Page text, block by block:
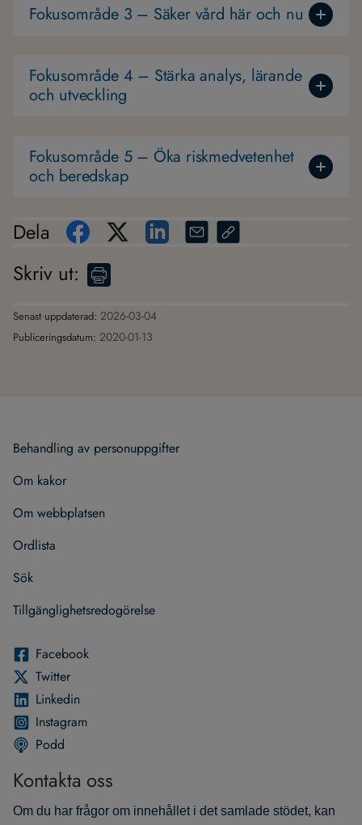
Fokusområde 3 – Säker vård här och nu
Fokusområde 4 – Stärka analys, lärande
och utveckling
Fokusområde 5 – Öka riskmedvetenhet
och beredskap
Dela
Skriv ut:
Senast uppdaterad: 2026-03-04
Publiceringsdatum: 2020-01-13
Behand­ling av per­son­upp­gif­ter
Om kakor
Om webb­plat­sen
Ord­lista
Sök
Till­gäng­lig­hets­re­do­gö­relse
Face­book
Twit­ter
Lin­ke­din
Instagram
Podd
Kontakta oss
Om du har frågor om innehållet i det samlade stödet, kan